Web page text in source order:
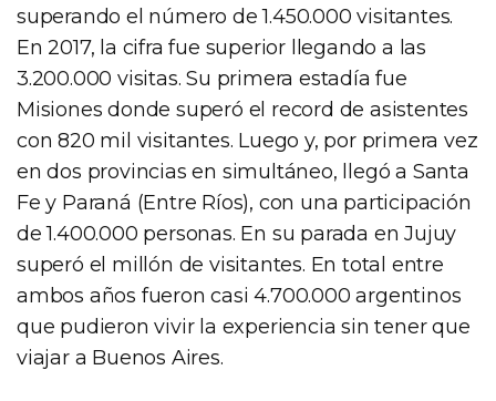
superando el número de 1.450.000 visitantes.
En 2017, la cifra fue superior llegando a las
3.200.000 visitas. Su primera estadía fue
Misiones donde superó el record de asistentes
con 820 mil visitantes. Luego y, por primera vez
en dos provincias en simultáneo, llegó a Santa
Fe y Paraná (Entre Ríos), con una participación
de 1.400.000 personas. En su parada en Jujuy
superó el millón de visitantes. En total entre
ambos años fueron casi 4.700.000 argentinos
que pudieron vivir la experiencia sin tener que
viajar a Buenos Aires.